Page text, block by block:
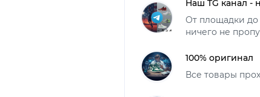
Наш TG канал -
От площадки
ничего не
100% оригинал
Все товары